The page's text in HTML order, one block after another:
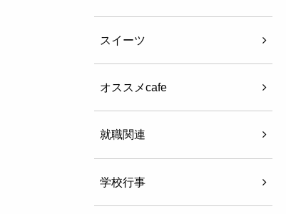
スイーツ
オススメcafe
就職関連
学校行事